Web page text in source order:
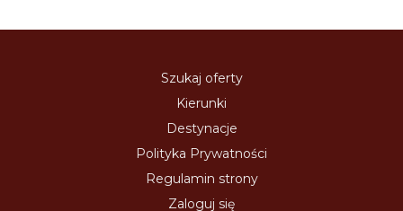
Szukaj oferty
Kierunki
Destynacje
Polityka Prywatności
Regulamin strony
Zaloguj się